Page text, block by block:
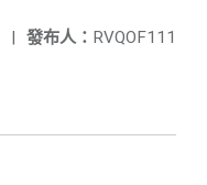
發布人： RVQOF111
|